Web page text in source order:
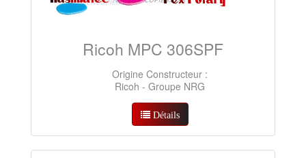
Ricoh MPC 306SPF
Origine Constructeur :
Ricoh - Groupe NRG
Détails